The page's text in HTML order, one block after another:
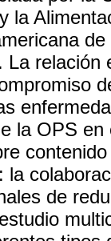
la
relación
la OPS
la
de